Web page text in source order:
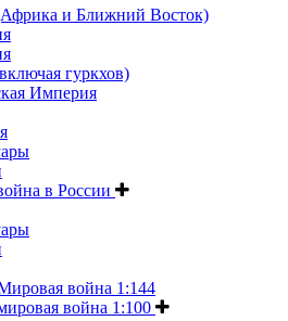
и Ближний Восток)
гуркхов)
Империя
в России
война 1:144
война 1:100